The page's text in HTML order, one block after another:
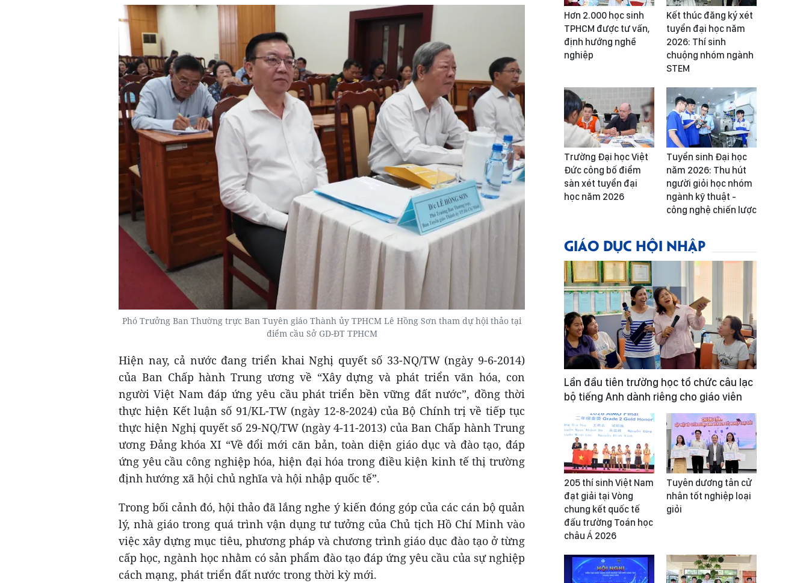
Phó Trưởng Ban Thường trực Ban Tuyên giáo Thành ủy TPHCM Lê Hồng Sơn tham dự hội thảo tại
điểm cầu Sở GD-ĐT TPHCM
Hiện nay, cả nước đang triển khai Nghị quyết số 33-NQ/TW (ngày 9-6-2014)
của Ban Chấp hành Trung ương về “Xây dựng và phát triển văn hóa, con
người Việt Nam đáp ứng yêu cầu phát triển bền vững đất nước”, đồng thời
thực hiện Kết luận số 91/KL-TW (ngày 12-8-2024) của Bộ Chính trị về tiếp tục
thực hiện Nghị quyết số 29-NQ/TW (ngày 4-11-2013) của Ban Chấp hành Trung
ương Đảng khóa XI “Về đổi mới căn bản, toàn diện giáo dục và đào tạo, đáp
ứng yêu cầu công nghiệp hóa, hiện đại hóa trong điều kiện kinh tế thị trường
định hướng xã hội chủ nghĩa và hội nhập quốc tế”.
Trong bối cảnh đó, hội thảo đã lắng nghe ý kiến đóng góp của các cán bộ quản
lý, nhà giáo trong quá trình vận dụng tư tưởng của Chủ tịch Hồ Chí Minh vào
việc xây dựng mục tiêu, phương pháp và chương trình giáo dục đào tạo ở từng
cấp học, ngành học nhằm có sản phẩm đào tạo đáp ứng yêu cầu của sự nghiệp
cách mạng, phát triển đất nước trong thời kỳ mới.
Hơn 2.000 học sinh
TPHCM được tư vấn,
định hướng nghề
nghiệp
Kết thúc đăng ký xét
tuyển đại học năm
2026: Thí sinh
chuộng nhóm ngành
STEM
Trường Đại học Việt
Đức công bố điểm
sàn xét tuyển đại
học năm 2026
Tuyển sinh Đại học
năm 2026: Thu hút
người giỏi học nhóm
ngành kỹ thuật -
công nghệ chiến lược
GIÁO DỤC HỘI NHẬP
Lần đầu tiên trường học tổ chức câu lạc
bộ tiếng Anh dành riêng cho giáo viên
205 thí sinh Việt Nam
đạt giải tại Vòng
chung kết quốc tế
đấu trường Toán học
châu Á 2026
Tuyên dương tân cử
nhân tốt nghiệp loại
giỏi